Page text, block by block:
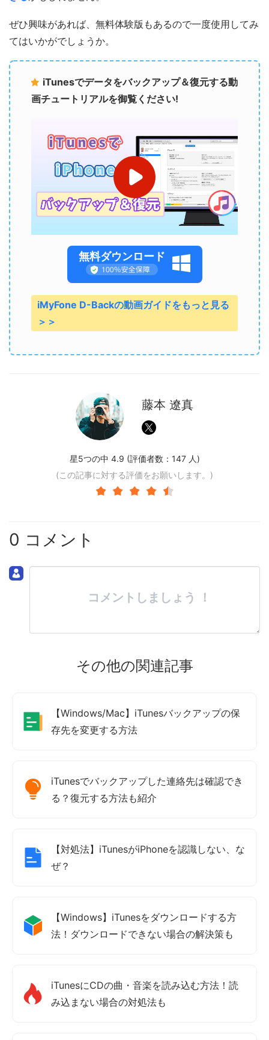
ぜひ興味があれば、無料体験版もあるので一度使用してみ
てはいかがでしょうか。
iTunesでデータをバックアップ＆復元する動
画チュートリアルを御覧ください!
無料ダウンロード
iMyFone D-Backの動画ガイドをもっと見る
＞＞
藤本 遼真
星5つの中 4.9 (評価者数： 147人)
(この記事に対する評価をお願いします。)
0 コメント
コメントしましょう ！
その他の関連記事
【Windows/Mac】iTunesバックアップの保
存先を変更する方法
iTunesでバックアップした連絡先は確認でき
る？復元する方法も紹介
【対処法】iTunesがiPhoneを認識しない、な
ぜ？
【Windows】iTunesをダウンロードする方
法！ダウンロードできない場合の解決策も
iTunesにCDの曲・音楽を読み込む方法！読
み込まない場合の対処法も